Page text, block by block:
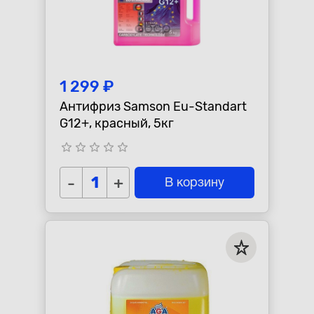
1 299 ₽
Антифриз Samson Eu-Standart
G12+, красный, 5кг
star_border star_border star_border star_border star_border
- + В корзину